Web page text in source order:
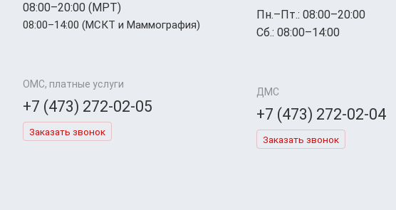
08:00–20:00 (МРТ)
08:00–14:00 (МСКТ и Маммография)
ОМС, платные услуги
+7 (473) 272-02-05
Заказать звонок
Пн.–Пт.: 08:00–20:00
Сб.: 08:00–14:00
ДМС
+7 (473) 272-02-04
Заказать звонок